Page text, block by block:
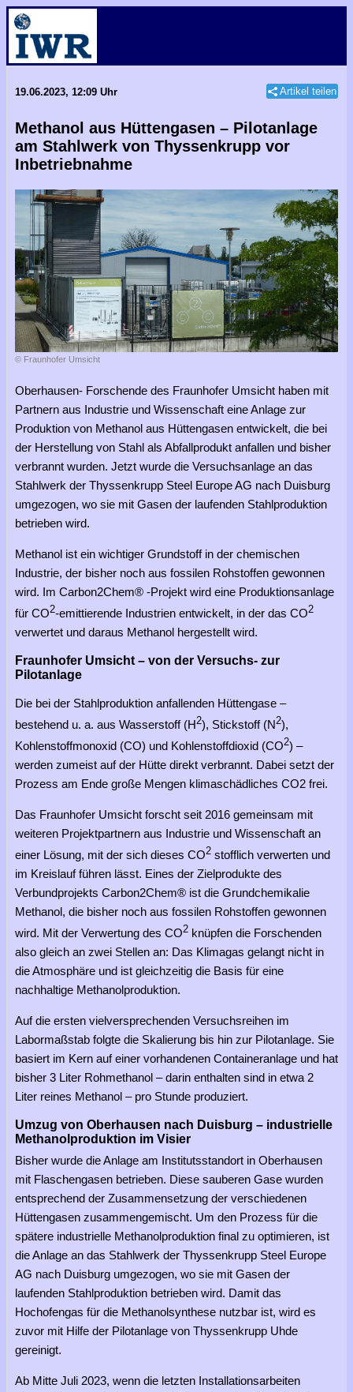
19.06.2023, 12:09 Uhr Artikel teilen
Methanol aus Hüttengasen – Pilotanlage
am Stahlwerk von Thyssenkrupp vor
Inbetriebnahme
© Fraunhofer Umsicht
Oberhausen- Forschende des Fraunhofer Umsicht haben mit
Partnern aus Industrie und Wissenschaft eine Anlage zur
Produktion von Methanol aus Hüttengasen entwickelt, die bei
der Herstellung von Stahl als Abfallprodukt anfallen und bisher
verbrannt wurden. Jetzt wurde die Versuchsanlage an das
Stahlwerk der Thyssenkrupp Steel Europe AG nach Duisburg
umgezogen, wo sie mit Gasen der laufenden Stahlproduktion
betrieben wird.
Methanol ist ein wichtiger Grundstoff in der chemischen
Industrie, der bisher noch aus fossilen Rohstoffen gewonnen
wird. Im Carbon2Chem® -Projekt wird eine Produktionsanlage
für CO2-emittierende Industrien entwickelt, in der das CO2
verwertet und daraus Methanol hergestellt wird.
Fraunhofer Umsicht – von der Versuchs- zur
Pilotanlage
Die bei der Stahlproduktion anfallenden Hüttengase –
bestehend u. a. aus Wasserstoff (H2), Stickstoff (N2),
Kohlenstoffmonoxid (CO) und Kohlenstoffdioxid (CO2) –
werden zumeist auf der Hütte direkt verbrannt. Dabei setzt der
Prozess am Ende große Mengen klimaschädliches CO2 frei.
Das Fraunhofer Umsicht forscht seit 2016 gemeinsam mit
weiteren Projektpartnern aus Industrie und Wissenschaft an
einer Lösung, mit der sich dieses CO2 stofflich verwerten und
im Kreislauf führen lässt. Eines der Zielprodukte des
Verbundprojekts Carbon2Chem® ist die Grundchemikalie
Methanol, die bisher noch aus fossilen Rohstoffen gewonnen
wird. Mit der Verwertung des CO2 knüpfen die Forschenden
also gleich an zwei Stellen an: Das Klimagas gelangt nicht in
die Atmosphäre und ist gleichzeitig die Basis für eine
nachhaltige Methanolproduktion.
Auf die ersten vielversprechenden Versuchsreihen im
Labormaßstab folgte die Skalierung bis hin zur Pilotanlage. Sie
basiert im Kern auf einer vorhandenen Containeranlage und hat
bisher 3 Liter Rohmethanol – darin enthalten sind in etwa 2
Liter reines Methanol – pro Stunde produziert.
Umzug von Oberhausen nach Duisburg – industrielle
Methanolproduktion im Visier
Bisher wurde die Anlage am Institutsstandort in Oberhausen
mit Flaschengasen betrieben. Diese sauberen Gase wurden
entsprechend der Zusammensetzung der verschiedenen
Hüttengasen zusammengemischt. Um den Prozess für die
spätere industrielle Methanolproduktion final zu optimieren, ist
die Anlage an das Stahlwerk der Thyssenkrupp Steel Europe
AG nach Duisburg umgezogen, wo sie mit Gasen der
laufenden Stahlproduktion betrieben wird. Damit das
Hochofengas für die Methanolsynthese nutzbar ist, wird es
zuvor mit Hilfe der Pilotanlage von Thyssenkrupp Uhde
gereinigt.
Ab Mitte Juli 2023, wenn die letzten Installationsarbeiten